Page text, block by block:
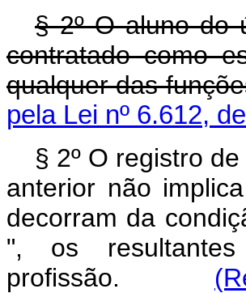
§ 2º O aluno do
contratado como
qualquer das
pela Lei nº 6.612,
§ 2º O registro
anterior não
decorram da
", os
profissão.